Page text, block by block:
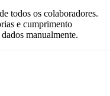
todos os colaboradores.
e cumprimento
manualmente.